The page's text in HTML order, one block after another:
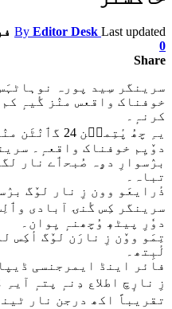
By Editor Desk Last updated
0
Share
سرینگر سِید پورہ
کرنہٕ۔
یہِ چھُ پٔتِمٮ۪ن
دوٚیِم خوفناک واقعہٕ۔
تباہ۔
ذٔرایعَو وون زِ نار لوٚگ
سرینگر کِس گٔنۍ آبادی
دوٗرِ پیٹھٕ وُچھنہٕ یِوان۔
تِمَو ووٚن زِ نارَن لوٚگ أکِس
لٔبِتھ۔
فائر اینڈ ایمرجنسی
زِ نارٕچ اطلاع دِنہٕ پتہٕ
تقریباً اکھ درجن نار